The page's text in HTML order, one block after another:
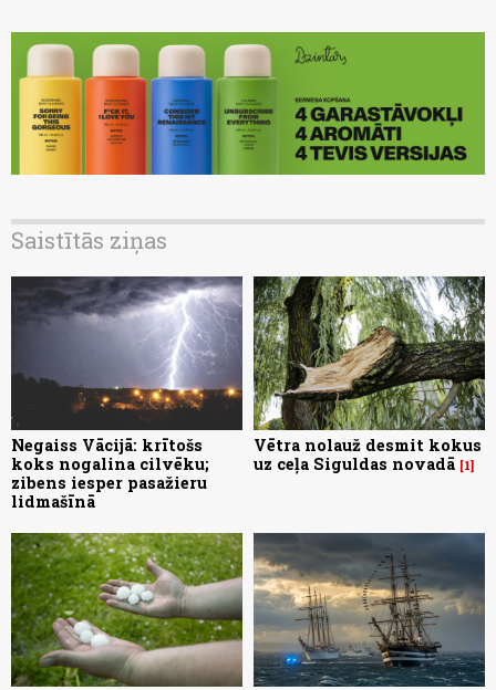
Saistītās ziņas
Negaiss Vācijā: krītošs
koks nogalina cilvēku;
zibens iesper pasažieru
lidmašīnā
Vētra nolauž desmit kokus
uz ceļa Siguldas novadā 1